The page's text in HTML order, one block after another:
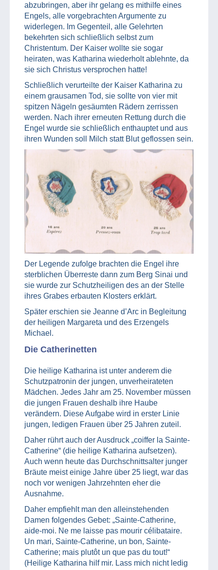
abzubringen, aber ihr gelang es mithilfe eines
Engels, alle vorgebrachten Argumente zu
widerlegen. Im Gegenteil, alle Gelehrten
bekehrten sich schließlich selbst zum
Christentum. Der Kaiser wollte sie sogar
heiraten, was Katharina wiederholt ablehnte, da
sie sich Christus versprochen hatte!
Schließlich verurteilte der Kaiser Katharina zu
einem grausamen Tod, sie sollte von vier mit
spitzen Nägeln gesäumten Rädern zerrissen
werden. Nach ihrer erneuten Rettung durch die
Engel wurde sie schließlich enthauptet und aus
ihren Wunden soll Milch statt Blut geflossen sein.
Der Legende zufolge brachten die Engel ihre
sterblichen Überreste dann zum Berg Sinai und
sie wurde zur Schutzheiligen des an der Stelle
ihres Grabes erbauten Klosters erklärt.
Später erschien sie Jeanne d’Arc in Begleitung
der heiligen Margareta und des Erzengels
Michael.
Die Catherinetten
Die heilige Katharina ist unter anderem die
Schutzpatronin der jungen, unverheirateten
Mädchen. Jedes Jahr am 25. November müssen
die jungen Frauen deshalb ihre Haube
verändern. Diese Aufgabe wird in erster Linie
jungen, ledigen Frauen über 25 Jahren zuteil.
Daher rührt auch der Ausdruck „coiffer la Sainte-
Catherine“ (die heilige Katharina aufsetzen).
Auch wenn heute das Durchschnittsalter junger
Bräute meist einige Jahre über 25 liegt, war das
noch vor wenigen Jahrzehnten eher die
Ausnahme.
Daher empfiehlt man den alleinstehenden
Damen folgendes Gebet: „Sainte-Catherine,
aide-moi. Ne me laisse pas mourir célibataire.
Un mari, Sainte-Catherine, un bon, Sainte-
Catherine; mais plutôt un que pas du tout!“
(Heilige Katharina hilf mir. Lass mich nicht ledig